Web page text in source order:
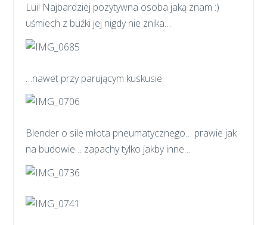
Lui! Najbardziej pozytywna osoba jaką znam :)
uśmiech z buźki jej nigdy nie znika…
…nawet przy parującym kuskusie.
Blender o sile młota pneumatycznego… prawie jak
na budowie… zapachy tylko jakby inne…